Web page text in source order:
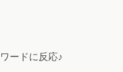
ードに反応♪